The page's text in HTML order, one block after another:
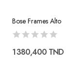
Bose Frames Alto
1 380,400 TND